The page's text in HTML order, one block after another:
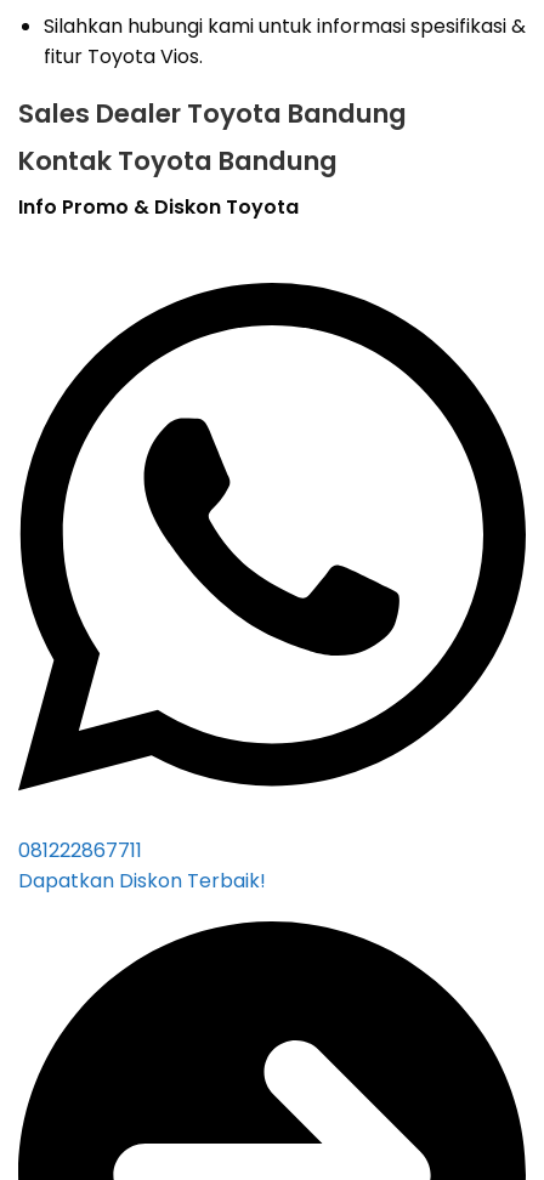
Silahkan hubungi kami untuk informasi spesifikasi &
fitur Toyota Vios.
Sales Dealer Toyota Bandung
Kontak Toyota Bandung
Info Promo & Diskon Toyota
081222867711
Dapatkan Diskon Terbaik!